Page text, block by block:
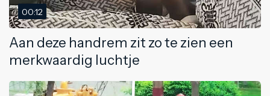
00:12
Aan deze handrem zit zo te zien een
merkwaardig luchtje